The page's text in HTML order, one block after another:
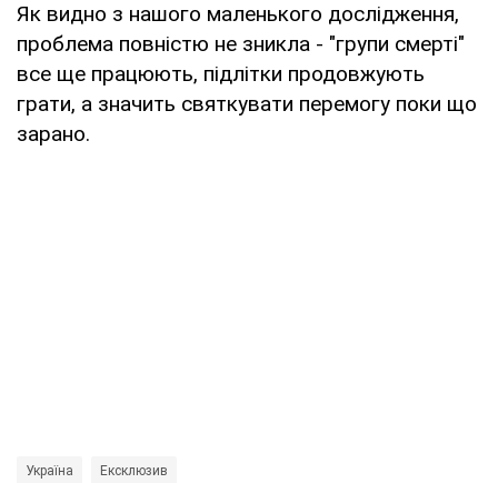
Як видно з нашого маленького дослідження,
проблема повністю не зникла - "групи смерті"
все ще працюють, підлітки продовжують
грати, а значить святкувати перемогу поки що
зарано.
Україна Ексклюзив